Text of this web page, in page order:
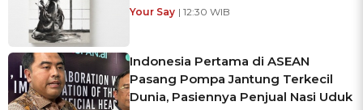
Your Say | 12:30 WIB
Indonesia Pertama di ASEAN
Pasang Pompa Jantung Terkecil
Dunia, Pasiennya Penjual Nasi Uduk